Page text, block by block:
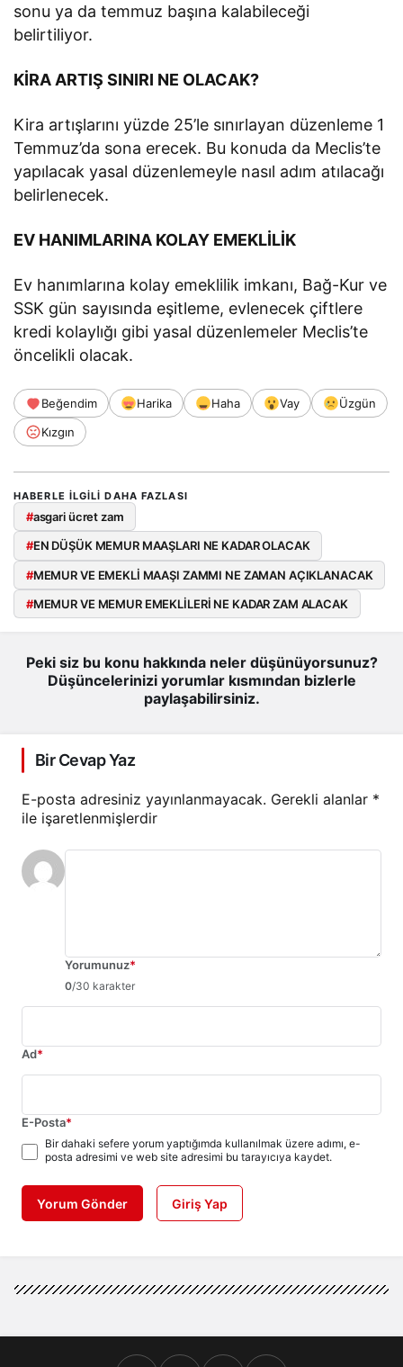
sonu ya da temmuz başına kalabileceği
belirtiliyor.
KİRA ARTIŞ SINIRI NE OLACAK?
Kira artışlarını yüzde 25’le sınırlayan düzenleme 1
Temmuz’da sona erecek. Bu konuda da Meclis’te
yapılacak yasal düzenlemeyle nasıl adım atılacağı
belirlenecek.
EV HANIMLARINA KOLAY EMEKLİLİK
Ev hanımlarına kolay emeklilik imkanı, Bağ-Kur ve
SSK gün sayısında eşitleme, evlenecek çiftlere
kredi kolaylığı gibi yasal düzenlemeler Meclis’te
öncelikli olacak.
Beğendim Harika Haha Vay
Üzgün
Kızgın
HABERLE ILGILI DAHA FAZLASI
#asgari ücret zam
#EN DÜŞÜK MEMUR MAAŞLARI NE KADAR OLACAK
#MEMUR VE EMEKLİ MAAŞI ZAMMI NE ZAMAN AÇIKLANACAK
#MEMUR VE MEMUR EMEKLİLERİ NE KADAR ZAM ALACAK
Peki siz bu konu hakkında neler düşünüyorsunuz?
Düşüncelerinizi yorumlar kısmından bizlerle
paylaşabilirsiniz.
Bir Cevap Yaz
E-posta adresiniz yayınlanmayacak. Gerekli alanlar *
ile işaretlenmişlerdir
Yorumunuz*
0/30 karakter
Ad*
E-Posta*
Bir dahaki sefere yorum yaptığımda kullanılmak üzere adımı, e-
posta adresimi ve web site adresimi bu tarayıcıya kaydet.
Yorum Gönder Giriş Yap